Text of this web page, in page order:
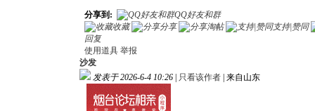
分享到:
QQ好友和群
收藏
分享 淘帖
支持|赞同
回复
使用道具 举报
沙发
发表于 2026-6-4 10:26
只看该作者 来自山东